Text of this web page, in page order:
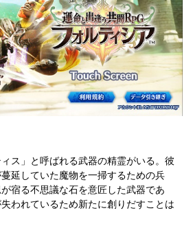
ス」と呼ばれる武器の精霊がいる。彼
延していた魔物を一掃するための兵
宿る不思議な石を意匠した武器であ
われているため新たに創りだすことは